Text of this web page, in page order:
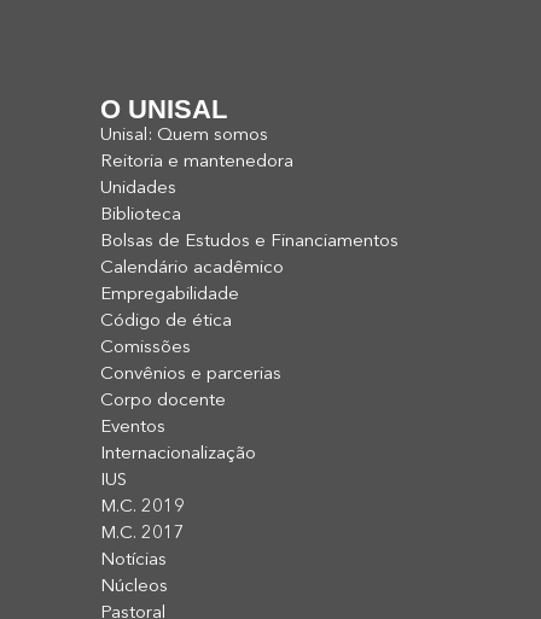
O UNISAL
Unisal: Quem somos
Reitoria e mantenedora
Unidades
Biblioteca
Bolsas de Estudos e Financiamentos
Calendário acadêmico
Empregabilidade
Código de ética
Comissões
Convênios e parcerias
Corpo docente
Eventos
Internacionalização
IUS
M.C. 2019
M.C. 2017
Notícias
Núcleos
Pastoral